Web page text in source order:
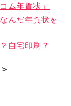
ム年賀状」
んだ年賀状を
自宅印刷？